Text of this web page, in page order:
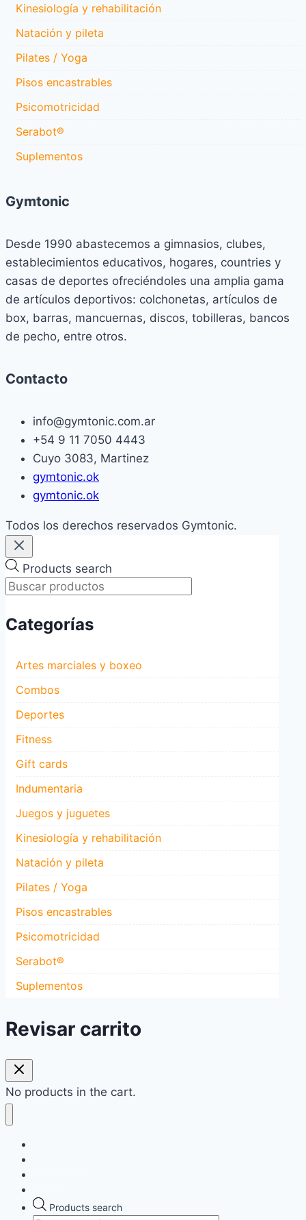
Kinesiología y rehabilitación
Natación y pileta
Pilates / Yoga
Pisos encastrables
Psicomotricidad
Serabot®
Suplementos
Gymtonic
Desde 1990 abastecemos a gimnasios, clubes,
establecimientos educativos, hogares, countries y
casas de deportes ofreciéndoles una amplia gama
de artículos deportivos: colchonetas, artículos de
box, barras, mancuernas, discos, tobilleras, bancos
de pecho, entre otros.
Contacto
info@gymtonic.com.ar
+54 9 11 7050 4443
Cuyo 3083, Martinez
gymtonic.ok
gymtonic.ok
Todos los derechos reservados Gymtonic.
Products search
Categorías
Artes marciales y boxeo
Combos
Deportes
Fitness
Gift cards
Indumentaria
Juegos y juguetes
Kinesiología y rehabilitación
Natación y pileta
Pilates / Yoga
Pisos encastrables
Psicomotricidad
Serabot®
Suplementos
Revisar carrito
No products in the cart.
Products search